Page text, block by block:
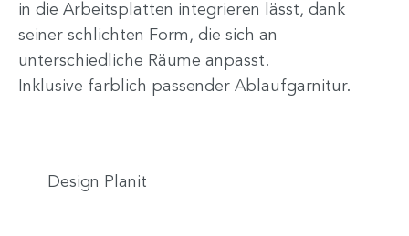
Design Planit
in die Arbeitsplatten integrieren lässt, dank
seiner schlichten Form, die sich an
unterschiedliche Räume anpasst.
Inklusive farblich passender Ablaufgarnitur.